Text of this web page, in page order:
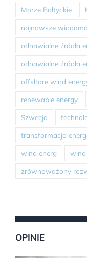
Morze Bałtyckie
najnowsze
odnawialne źródła
odnawialne źródła
offshore wind
renewable energy
Szwecja
transformacja
wind energ wind
zrównoważony
OPINIE